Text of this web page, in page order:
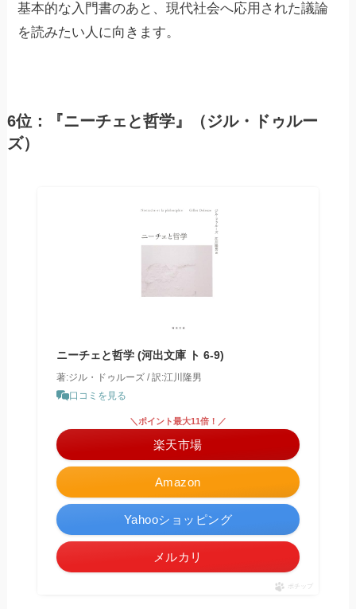
基本的な入門書のあと、現代社会へ応用された議論
を読みたい人に向きます。
6位：『ニーチェと哲学』（ジル・ドゥルー
ズ）
ニーチェと哲学 (河出文庫 ト 6-9)
著:ジル・ドゥルーズ / 訳:江川隆男
口コミを見る
Amazon
＼ポイント最大11倍！／
楽天市場
Yahooショッピング
メルカリ
ポチップ